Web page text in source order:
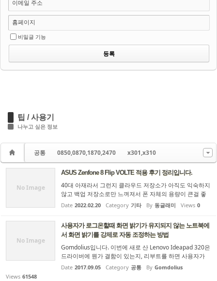
이메일 주소
홈페이지
비밀글 기능
팁 / 사용기
나누고 싶은 정보
공통 0850,0870,1870,2470 x301,x310
No Image
ASUS Zenfone 8 Flip VOLTE 적용 후기 정리입니다.
40대 아재라서 그런지 클라우드 저장소가 아직도 익숙하지
않고 백업 저장소로만 느껴져서 폰 자체의 용량이 큰걸 좋
아하는데 용량 큰 갤럭시 폰은 구하기도 어렵고 비싸기만
하고 그러네요. ​ 원래 S22 1TB 모델을 사려고 생각을 하고 있
이드라고 생각도 안들고 1TB 모델 사려니 너무 비싸더라고
요. ​ 스냅 888 이상 기기중에 거의 유일하게 MicroSD 슬롯이
장착된 ASUS 젠폰 8 플립을 출시할때부터 고민하고 있었
는데 첨에는 비싸기도하고 해서 리뷰만 보고 포기했...
Date 2022.02.20 Category 기타 By 동글래미 Views 0
No Image
사용자가 로그온할때 화면 밝기가 유지되지 않는 노트북에
서 화면 밝기를 강제로 자동 조정하는 방법
Gomdolius입니다. 이번에 새로 산 Lenovo Ideapad 320은
드라이버에 뭔가 결함이 있는지, 리부트를 하면 사용자가
설정한 화면 밝기가 정상적으로 저장되지 않고 매번 50%로
리셋됩니다. 그런데 이 노트북의 화면 밝기 50%는 요즘 나
Date 2017.09.05 Category 공통 By Gomdolius
Views 61548